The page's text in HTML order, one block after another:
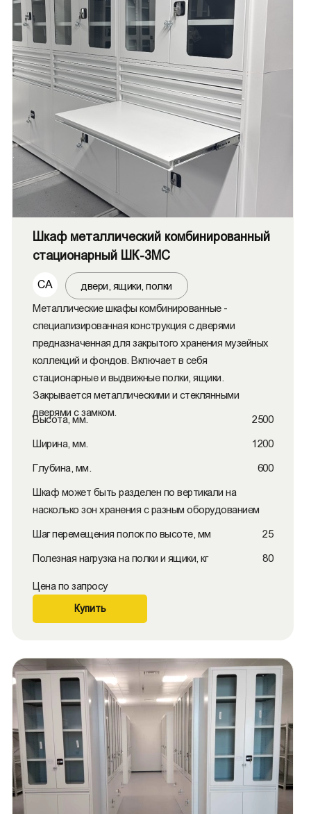
Шкаф металлический комбинированный
стационарный ШК-3МС
СА
двери, ящики, полки
Металлические шкафы комбинированные -
специализированная конструкция с дверями
предназначенная для закрытого хранения музейных
коллекций и фондов. Включает в себя
стационарные и выдвижные полки, ящики.
Закрывается металлическими и стеклянными
дверями с замком.
Высота, мм. 2500
Ширина, мм. 1200
Глубина, мм. 600
Шкаф может быть разделен по вертикали на
насколько зон хранения с разным оборудованием
Шаг перемещения полок по высоте, мм 25
Полезная нагрузка на полки и ящики, кг 80
Цена по запросу
Купить